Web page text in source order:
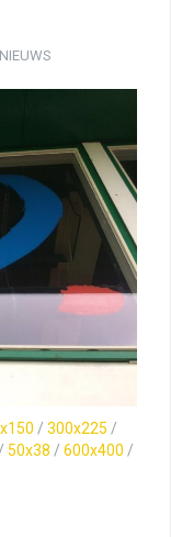
NIEUWS
/ 300x225 /
/ 50x38 / 600x400 /